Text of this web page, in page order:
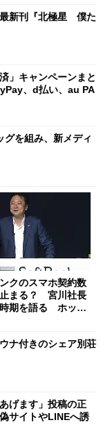
最新刊『北極星 僕た
」キャンペーンまと
、d払い、au PA
グを組み、新メディ
クのスマホ契約数
まる？ 宮川社長
期を語る ホッピ
ナ付きのシェア別荘
げます」投稿の正
サイトやLINEへ誘